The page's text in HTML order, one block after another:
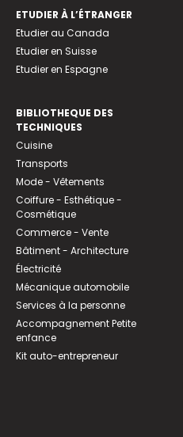
ETUDIER À L’ÉTRANGER
Etudier au Canada
Etudier en Suisse
Etudier en Espagne
BIBLIOTHEQUE DES
TECHNIQUES
Cuisine
Transports
Mode - Vêtements
Coiffure - Esthétique -
Cosmétique
Commerce - Vente
Bâtiment - Architecture
Électricité
Mécanique automobile
Services à la personne
Accompagnement Petite
enfance
Kit auto-entrepreneur